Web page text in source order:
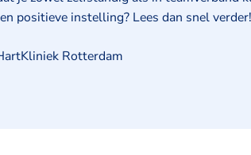
positieve instelling? Lees dan snel verder!
Rotterdam